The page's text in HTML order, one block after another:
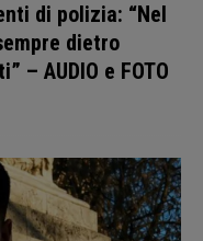
di polizia: “Nel
dietro
– AUDIO e FOTO